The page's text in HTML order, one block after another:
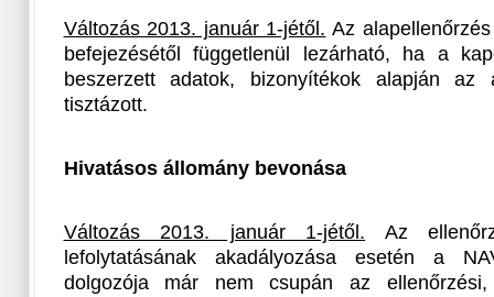
Változás 2013. január 1-jétől. Az
befejezésétől függetlenül lezárható, ha a
beszerzett adatok, bizonyítékok alapján az
tisztázott.
Hivatásos állomány bevonása
Változás 2013. január 1-jétől. Az
lefolytatásának akadályozása esetén a
dolgozója már nem csupán az